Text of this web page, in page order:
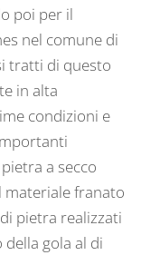
poi per il
nel comune di
tratti di questo
in alta
condizioni e
a secco
materiale franato
pietra realizzati
gola al di